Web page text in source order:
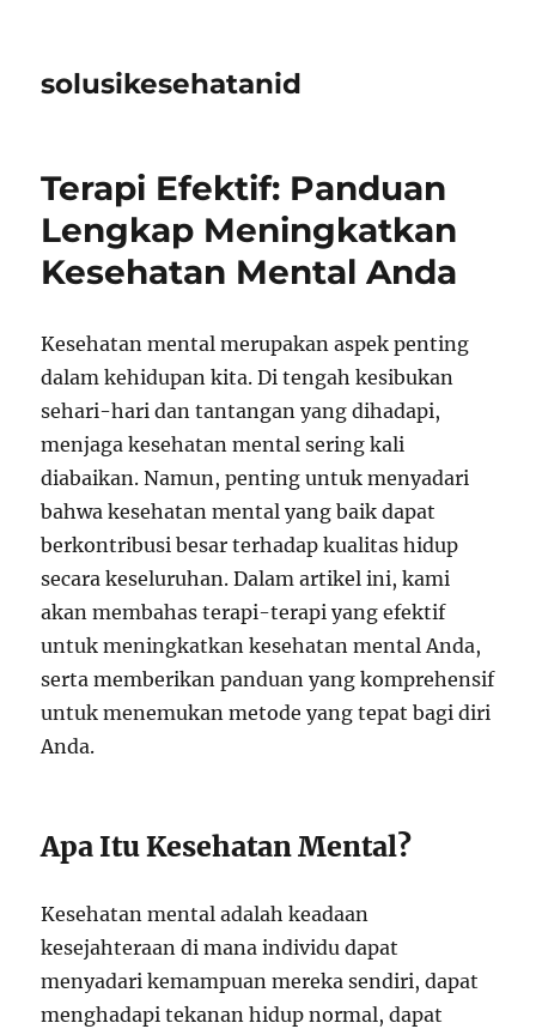
solusikesehatanid
Terapi Efektif: Panduan
Lengkap Meningkatkan
Kesehatan Mental Anda
Kesehatan mental merupakan aspek penting
dalam kehidupan kita. Di tengah kesibukan
sehari-hari dan tantangan yang dihadapi,
menjaga kesehatan mental sering kali
diabaikan. Namun, penting untuk menyadari
bahwa kesehatan mental yang baik dapat
berkontribusi besar terhadap kualitas hidup
secara keseluruhan. Dalam artikel ini, kami
akan membahas terapi-terapi yang efektif
untuk meningkatkan kesehatan mental Anda,
serta memberikan panduan yang komprehensif
untuk menemukan metode yang tepat bagi diri
Anda.
Apa Itu Kesehatan Mental?
Kesehatan mental adalah keadaan
kesejahteraan di mana individu dapat
menyadari kemampuan mereka sendiri, dapat
menghadapi tekanan hidup normal, dapat